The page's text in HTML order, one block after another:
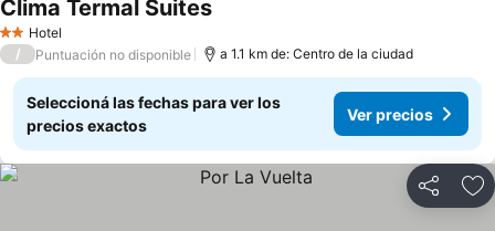
2 Estrellas
Hotel
Clima Termal Suites
/ Puntuación no disponible a 1.1 km de: Centro de la ciudad
Seleccioná las fechas para ver los
precios exactos
Ver precios
Compartir